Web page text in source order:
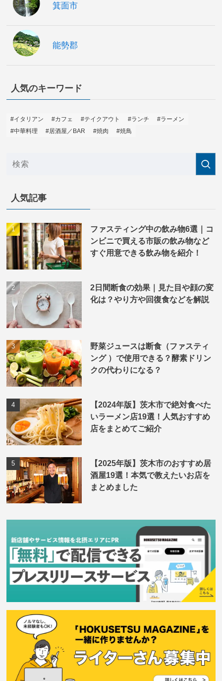
箕面市
能勢郡
人気のキーワード
#イタリアン #カフェ #テイクアウト #ランチ
#ラーメン
#中華料理
#居酒屋／BAR #焼肉 #焼鳥
人気記事
ファスティング中の飲み物6選｜コ
ンビニで買える市販の飲み物など
すぐ用意できる飲み物を紹介！
2日間断食の効果｜見た目や顔の変
化は？やり方や回復食などを解説
野菜ジュースは断食（ファスティ
ング ）で使用できる？酵素ドリン
クの代わりになる？
【2024年版】茨木市で絶対食べた
いラーメン店19選！人気おすすめ
店をまとめてご紹介
【2025年版】茨木市のおすすめ居
酒屋19選！本気で教えたいお店を
まとめました